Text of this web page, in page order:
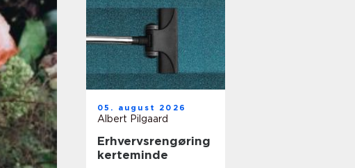
05. august 2026
Albert Pilgaard
Erhvervsrengøring
kerteminde